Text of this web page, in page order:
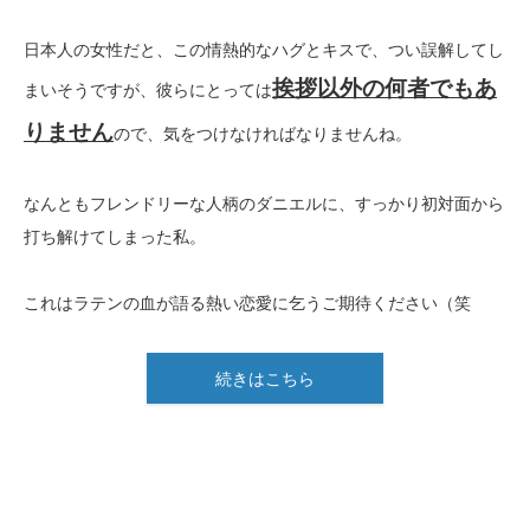
日本人の女性だと、この情熱的なハグとキスで、つい誤解してし
まいそうですが、彼らにとっては挨拶以外の何者でもあ
りませんので、気をつけなければなりませんね。
なんともフレンドリーな人柄のダニエルに、すっかり初対面から
打ち解けてしまった私。
これはラテンの血が語る熱い恋愛に乞うご期待ください（笑
続きはこちら